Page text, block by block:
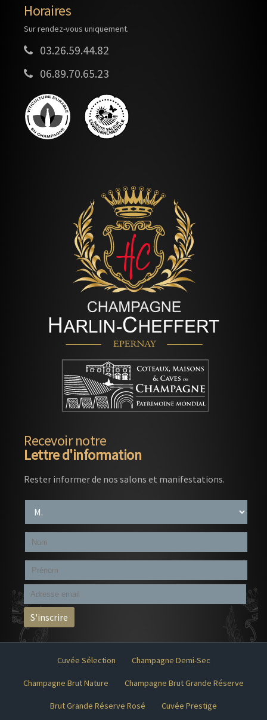
Horaires
Sur rendez-vous uniquement.
03.26.59.44.82
06.89.70.65.23
Recevoir notre
Lettre d'information
Rester informer de nos salons et manifestations.
Cuvée Sélection Champagne Demi-Sec
Champagne Brut Nature Champagne Brut Grande Réserve
Brut Grande Réserve Rosé Cuvée Prestige